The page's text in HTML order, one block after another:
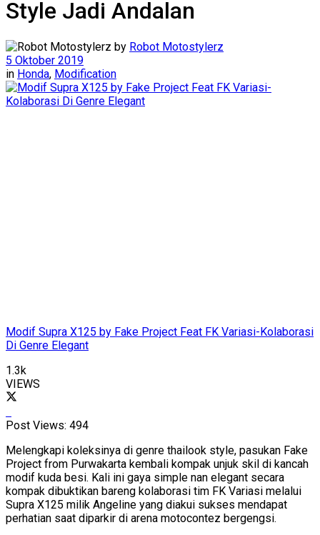
Style Jadi Andalan
by Robot Motostylerz
5 Oktober 2019
in Honda, Modification
Modif Supra X125 by Fake Project Feat FK Variasi-Kolaborasi
Di Genre Elegant
1.3k
VIEWS
Post Views: 494
Melengkapi koleksinya di genre thailook style, pasukan Fake
Project from Purwakarta kembali kompak unjuk skil di kancah
modif kuda besi. Kali ini gaya simple nan elegant secara
kompak dibuktikan bareng kolaborasi tim FK Variasi melalui
Supra X125 milik Angeline yang diakui sukses mendapat
perhatian saat diparkir di arena motocontez bergengsi.